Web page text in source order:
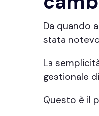
Da quando
stata
La
gestionale
Questo è il